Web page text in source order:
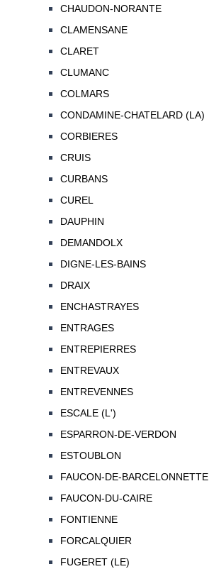
CHAUDON-NORANTE
CLAMENSANE
CLARET
CLUMANC
COLMARS
CONDAMINE-CHATELARD (LA)
CORBIERES
CRUIS
CURBANS
CUREL
DAUPHIN
DEMANDOLX
DIGNE-LES-BAINS
DRAIX
ENCHASTRAYES
ENTRAGES
ENTREPIERRES
ENTREVAUX
ENTREVENNES
ESCALE (L')
ESPARRON-DE-VERDON
ESTOUBLON
FAUCON-DE-BARCELONNETTE
FAUCON-DU-CAIRE
FONTIENNE
FORCALQUIER
FUGERET (LE)